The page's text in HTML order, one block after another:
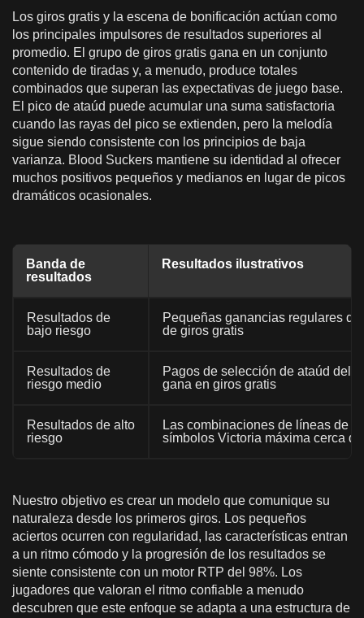
Los giros gratis y la escena de bonificación actúan como
los principales impulsores de resultados superiores al
promedio. El grupo de giros gratis gana en un conjunto
contenido de tiradas y, a menudo, produce totales
combinados que superan las expectativas de juego base.
El pico de ataúd puede acumular una suma satisfactoria
cuando las rayas del pico se extienden, pero la melodía
sigue siendo consistente con los principios de baja
varianza. Blood Suckers mantiene su identidad al ofrecer
muchos positivos pequeños y medianos en lugar de picos
dramáticos ocasionales.
Banda de
resultados
Resultados ilustrativos
Resultados de
bajo riesgo
Pequeñas ganancias regulares
de giros gratis
Resultados de
riesgo medio
Pagos de selección de ataúd del
gana en giros gratis
Resultados de alto
riesgo
Las combinaciones de líneas de
símbolos Victoria máxima cerca
Nuestro objetivo es crear un modelo que comunique su
naturaleza desde los primeros giros. Los pequeños
aciertos ocurren con regularidad, las características entran
a un ritmo cómodo y la progresión de los resultados se
siente consistente con un motor RTP del 98%. Los
jugadores que valoran el ritmo confiable a menudo
descubren que este enfoque se adapta a una estructura de